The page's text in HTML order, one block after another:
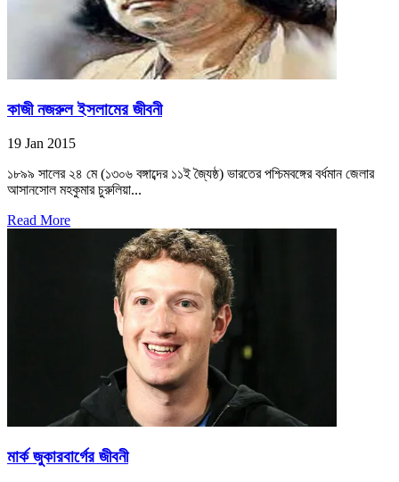
কাজী নজরুল ইসলামের জীবনী
19 Jan 2015
১৮৯৯ সালের ২৪ মে (১৩০৬ বঙ্গাব্দের ১১ই জ্যৈষ্ঠ) ভারতের পশ্চিমবঙ্গের বর্ধমান জেলার
আসানসোল মহকুমার চুরুলিয়া...
Read More
মার্ক জুকারবার্গের জীবনী